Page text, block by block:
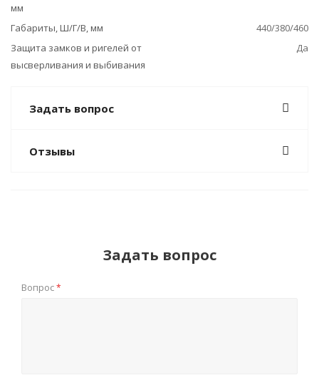
мм
Габариты, Ш/Г/В, мм
440/380/460
Защита замков и ригелей от
высверливания и выбивания
Да
Задать вопрос
Отзывы
Задать вопрос
Вопрос*